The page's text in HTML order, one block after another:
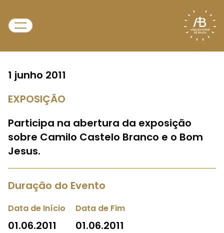
1 junho 2011
EXPOSIÇÃO
Participa na abertura da exposição
sobre Camilo Castelo Branco e o Bom
Jesus.
Duração do Evento
Data de Início
01.06.2011
Data de Fim
01.06.2011